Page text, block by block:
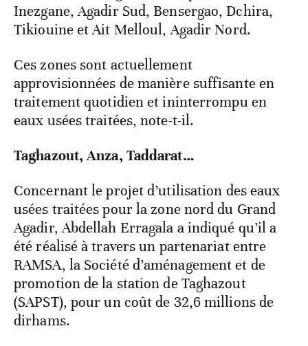
Inezgane, Agadir Sud, Bensergao, Dchira,
Tikiouine et Ait Melloul, Agadir Nord.
Ces zones sont actuellement
approvisionnées de manière suffisante en
traitement quotidien et ininterrompu en
eaux usées traitées, note-t-il.
Taghazout, Anza, Taddarat…
Concernant le projet d’utilisation des eaux
usées traitées pour la zone nord du Grand
Agadir, Abdellah Erragala a indiqué qu’il a
été réalisé à travers un partenariat entre
RAMSA, la Société d’aménagement et de
promotion de la station de Taghazout
(SAPST), pour un coût de 32,6 millions de
dirhams.